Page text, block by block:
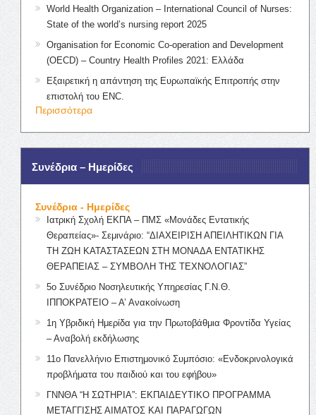
World Health Organization – International Council of Nurses:
State of the world’s nursing report 2025
Organisation for Economic Co-operation and Development
(OECD) – Country Health Profiles 2021: Ελλάδα
Εξαιρετική η απάντηση της Ευρωπαϊκής Επιτροπής στην
επιστολή του ENC.
Περισσότερα
Συνέδρια – Ημερίδες
Συνέδρια - Ημερίδες
Ιατρική Σχολή ΕΚΠΑ – ΠΜΣ «Μονάδες Εντατικής
Θεραπείας»- Σεμινάριο: “ΔΙΑΧΕΙΡΙΣΗ ΑΠΕΙΛΗΤΙΚΩΝ ΓΙΑ
ΤΗ ΖΩΗ ΚΑΤΑΣΤΑΣΕΩΝ ΣΤΗ ΜΟΝΑΔΑ ΕΝΤΑΤΙΚΗΣ
ΘΕΡΑΠΕΙΑΣ – ΣΥΜΒΟΛΗ ΤΗΣ ΤΕΧΝΟΛΟΓΙΑΣ”
5ο Συνέδριο Νοσηλευτικής Υπηρεσίας Γ.Ν.Θ.
ΙΠΠΟΚΡΑΤΕΙΟ – Α’ Ανακοίνωση
1η Υβριδική Ημερίδα για την Πρωτοβάθμια Φροντίδα Υγείας
– Αναβολή εκδήλωσης
11ο Πανελλήνιο Επιστημονικό Συμπόσιο: «Ενδοκρινολογικά
προβλήματα του παιδιού και του εφήβου»
ΓΝΝΘΑ “Η ΣΩΤΗΡΙΑ”: ΕΚΠΑΙΔΕΥΤΙΚΟ ΠΡΟΓΡΑΜΜΑ
ΜΕΤΑΓΓΙΣΗΣ ΑΙΜΑΤΟΣ ΚΑΙ ΠΑΡΑΓΩΓΩΝ